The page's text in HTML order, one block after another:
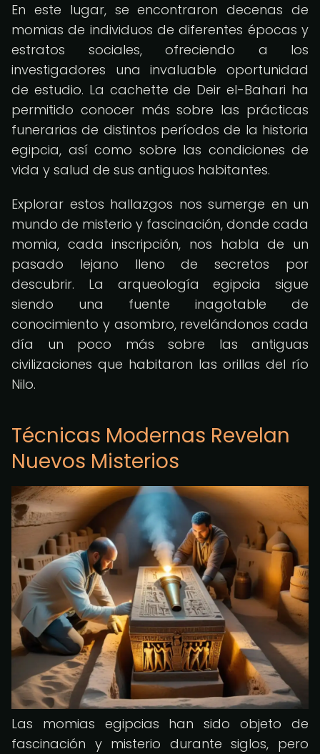
En este lugar, se encontraron decenas de
momias de individuos de diferentes épocas y
estratos sociales, ofreciendo a los
investigadores una invaluable oportunidad
de estudio. La cachette de Deir el-Bahari ha
permitido conocer más sobre las prácticas
funerarias de distintos períodos de la historia
egipcia, así como sobre las condiciones de
vida y salud de sus antiguos habitantes.
Explorar estos hallazgos nos sumerge en un
mundo de misterio y fascinación, donde cada
momia, cada inscripción, nos habla de un
pasado lejano lleno de secretos por
descubrir. La arqueología egipcia sigue
siendo una fuente inagotable de
conocimiento y asombro, revelándonos cada
día un poco más sobre las antiguas
civilizaciones que habitaron las orillas del río
Nilo.
Técnicas Modernas Revelan
Nuevos Misterios
Las momias egipcias han sido objeto de
fascinación y misterio durante siglos, pero